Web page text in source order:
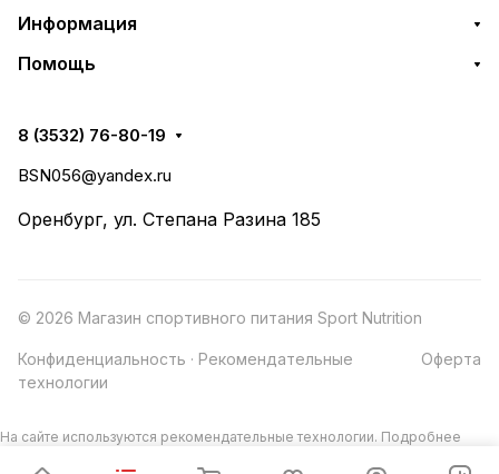
Информация
Помощь
8 (3532) 76-80-19
BSN056@yandex.ru
Оренбург, ул. Степана Разина 185
© 2026 Магазин спортивного питания Sport Nutrition
Конфиденциальность · Рекомендательные
технологии
Оферта
На сайте используются рекомендательные технологии. Подробнее